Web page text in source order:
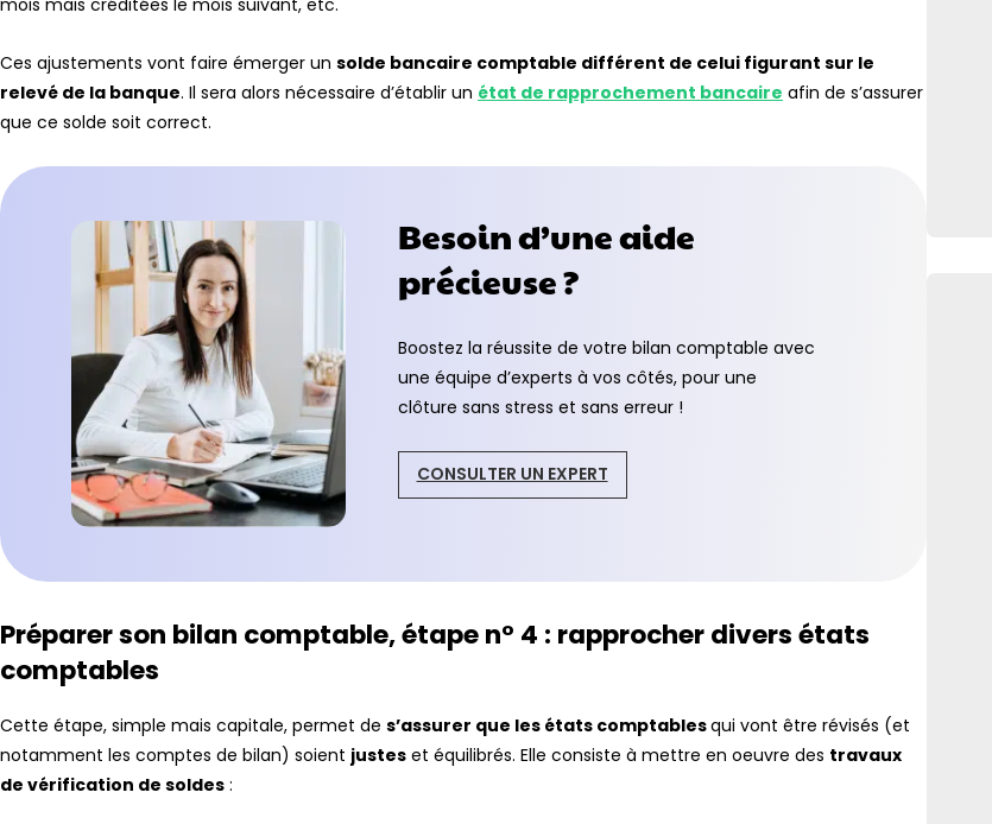
mois mais créditées le mois suivant, etc.
Ces ajustements vont faire émerger un solde bancaire comptable différent de celui figurant sur le
relevé de la banque. Il sera alors nécessaire d’établir un état de rapprochement bancaire afin de s’assurer
que ce solde soit correct.
Besoin d’une aide
précieuse ?
Boostez la réussite de votre bilan comptable avec
une équipe d’experts à vos côtés, pour une
clôture sans stress et sans erreur !
CONSULTER UN EXPERT
Préparer son bilan comptable, étape n° 4 : rapprocher divers états
comptables
Cette étape, simple mais capitale, permet de s’assurer que les états comptablesqui vont être révisés (et
notamment les comptes de bilan) soient justes et équilibrés. Elle consiste à mettre en oeuvre des travaux
de vérification de soldes :